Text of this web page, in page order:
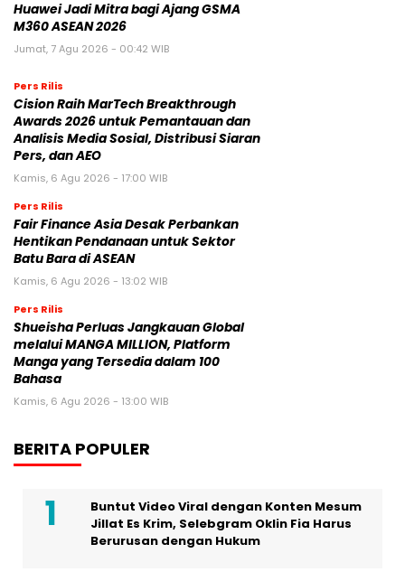
Huawei Jadi Mitra bagi Ajang GSMA
M360 ASEAN 2026
Jumat, 7 Agu 2026 - 00:42 WIB
Pers Rilis
Cision Raih MarTech Breakthrough
Awards 2026 untuk Pemantauan dan
Analisis Media Sosial, Distribusi Siaran
Pers, dan AEO
Kamis, 6 Agu 2026 - 17:00 WIB
Pers Rilis
Fair Finance Asia Desak Perbankan
Hentikan Pendanaan untuk Sektor
Batu Bara di ASEAN
Kamis, 6 Agu 2026 - 13:02 WIB
Pers Rilis
Shueisha Perluas Jangkauan Global
melalui MANGA MILLION, Platform
Manga yang Tersedia dalam 100
Bahasa
Kamis, 6 Agu 2026 - 13:00 WIB
BERITA POPULER
Buntut Video Viral dengan Konten Mesum
Jillat Es Krim, Selebgram Oklin Fia Harus
Berurusan dengan Hukum